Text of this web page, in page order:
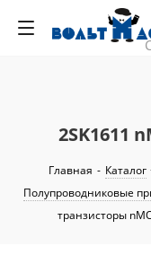
2SK1611
Главная - Каталог
Полупроводниковые
транзисторы